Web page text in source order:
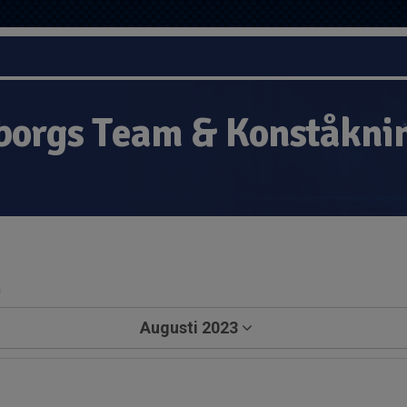
Team &
Augusti 2023